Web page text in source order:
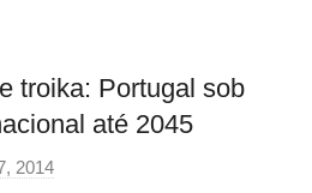
troika: Portugal sob
até 2045
2014